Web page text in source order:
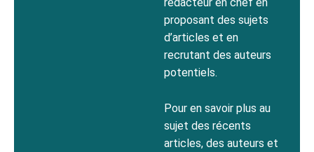
proposant des sujets
d’articles et en
recrutant des auteurs
potentiels.
Pour en savoir plus au
sujet des récents
articles, des auteurs et